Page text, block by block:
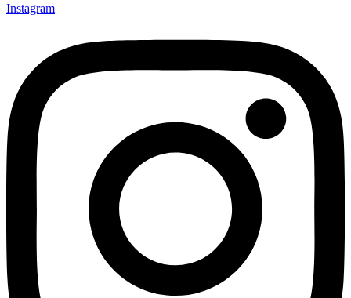
Instagram